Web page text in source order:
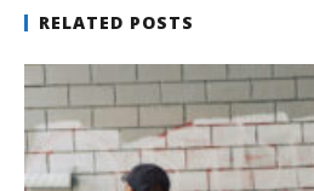
RELATED POSTS